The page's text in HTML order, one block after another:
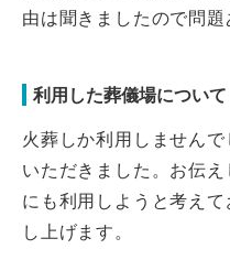
由は聞きましたので問題
利用した葬儀場について
火葬しか利用しません
いただきました。お伝
にも利用しようと考え
し上げます。